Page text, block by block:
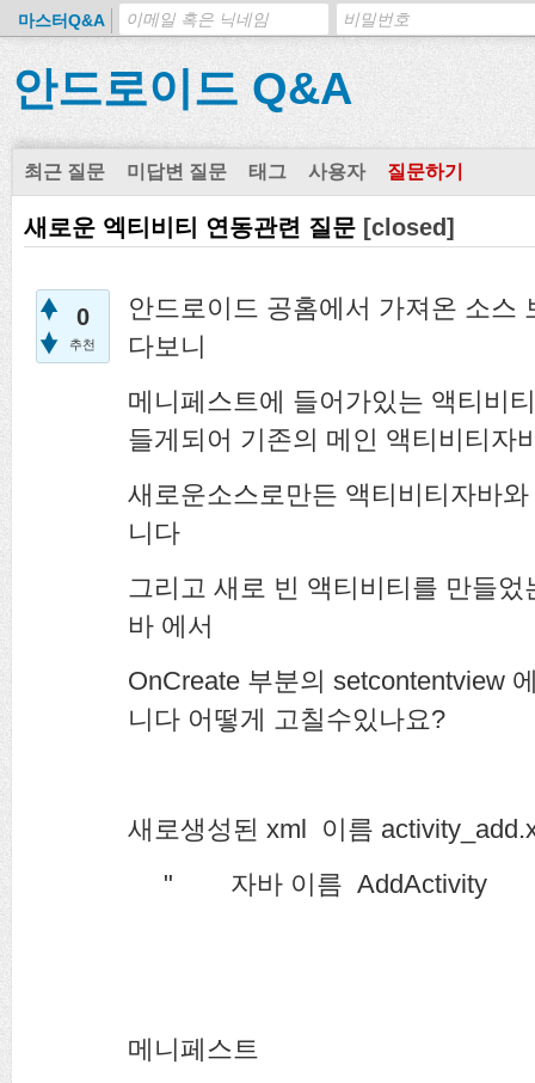
마스터Q&A
안드로이드 Q&A
최근 질문 미답변 질문 태그 사용자 질문하기
새로운 엑티비티 연동관련 질문 [closed]
0
추천
안드로이드 공홈에서 가져온 소스
다보니
메니페스트에 들어가있는 액티비
들게되어 기존의 메인 액티비티자
새로운소스로만든 액티비티자바
니다
그리고 새로 빈 액티비티를 만들
바 에서
OnCreate 부분의 setcontentview
니다 어떻게 고칠수있나요?
새로생성된 xml 이름
" 자바 이름 AddActivity
메니페스트